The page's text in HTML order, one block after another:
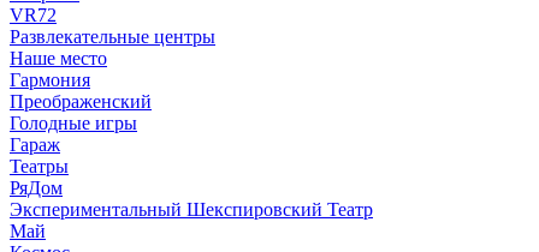
VR72
Развлекательные центры
Наше место
Гармония
Преображенский
Голодные игры
Гараж
Театры
РяДом
Экспериментальный Шекспировский Театр
Май